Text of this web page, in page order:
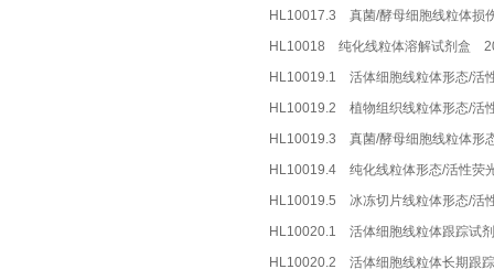
HL10017.3 真菌/酵母细胞线粒体损
HL10018 纯化线粒体溶解试剂盒
HL10019.1 活体细胞线粒体形态/活
HL10019.2 植物组织线粒体形态/活
HL10019.3 真菌/酵母细胞线粒体形
HL10019.4 纯化线粒体形态/活性荧
HL10019.5 冰冻切片线粒体形态/活
HL10020.1 活体细胞线粒体跟踪试
HL10020.2 活体细胞线粒体长期跟